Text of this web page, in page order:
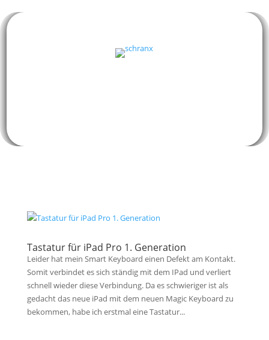
Tastatur für iPad Pro 1. Generation
Leider hat mein Smart Keyboard einen Defekt am Kontakt.
Somit verbindet es sich ständig mit dem IPad und verliert
schnell wieder diese Verbindung. Da es schwieriger ist als
gedacht das neue iPad mit dem neuen Magic Keyboard zu
bekommen, habe ich erstmal eine Tastatur...